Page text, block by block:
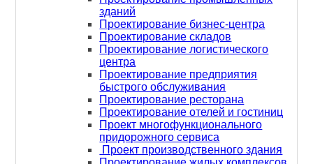
зданий
Проектирование бизнес-центра
Проектирование складов
Проектирование логистического
центра
Проектирование предприятия
быстрого обслуживания
Проектирование ресторана
Проектирование отелей и гостиниц
Проект многофункционального
придорожного сервиса
Проект производственного здания
КОНСТРУКТИВНЫЕ
РЕШЕНИЯ
СКАЧАТЬ ПРЕЗЕНТАЦИЮ